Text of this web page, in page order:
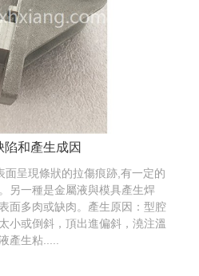
和產生成因
面呈現條狀的拉傷痕跡,有一定的
另一種是金屬液與模具產生焊
面多肉或缺肉。產生原因：型腔
小或倒斜，頂出進偏斜，澆注溫
產生粘.....